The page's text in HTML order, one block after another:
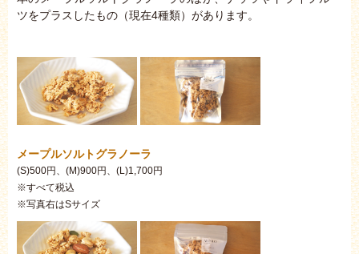
ツをプラスしたもの（現在4種類）があります。
メープルソルトグラノーラ
(S)500円、(M)900円、(L)1,700円
※すべて税込
※写真右はSサイズ